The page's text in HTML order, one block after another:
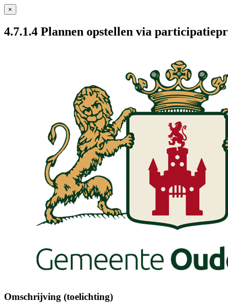
×
4.7.1.4 Plannen opstellen via
Omschrijving (toelichting)